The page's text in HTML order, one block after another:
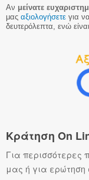
Αν μείνατε
μας αξιολογήσετε για
δευτερόλεπτα, ενώ
Κράτηση On
Για περισσότερες
μας ή για ερώτηση